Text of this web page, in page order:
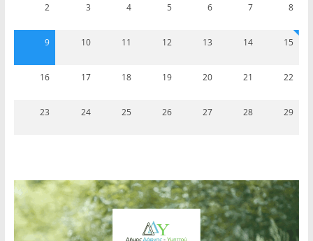
2 3 4 5 6 7 8
9 10 11 12 13 14 15
16 17 18 19 20 21 22
23 24 25 26 27 28 29